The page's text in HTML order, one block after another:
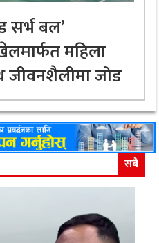
सर्भ बल’
महिला
जोड
सबै